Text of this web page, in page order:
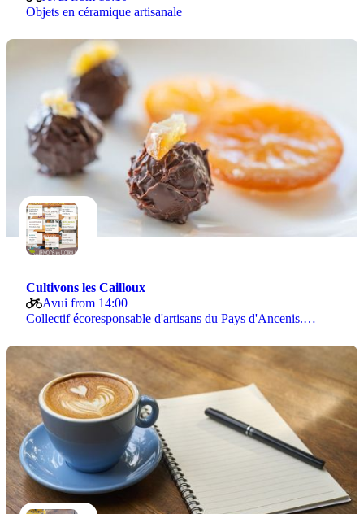
Objets en céramique artisanale
Cultivons les Cailloux
Avui from 14:00
Collectif écoresponsable d'artisans du Pays d'Ancenis.…